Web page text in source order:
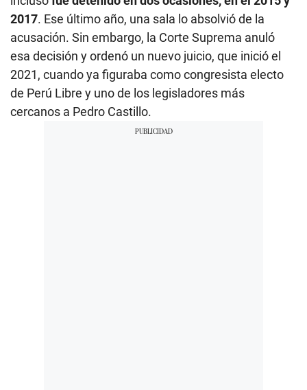
2017. Ese último año, una sala lo absolvió de la
acusación. Sin embargo, la Corte Suprema anuló
esa decisión y ordenó un nuevo juicio, que inició el
2021, cuando ya figuraba como congresista electo
de Perú Libre y uno de los legisladores más
cercanos a Pedro Castillo.